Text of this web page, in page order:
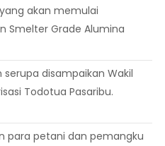
akan memulai
Smelter Grade Alumina
serupa disampaikan Wakil
Todotua Pasaribu.
para petani dan pemangku